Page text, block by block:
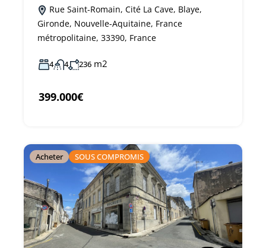
Rue Saint-Romain, Cité La Cave, Blaye,
Gironde, Nouvelle-Aquitaine, France
métropolitaine, 33390, France
4 4 236 m2
399.000€
Acheter SOUS COMPROMIS